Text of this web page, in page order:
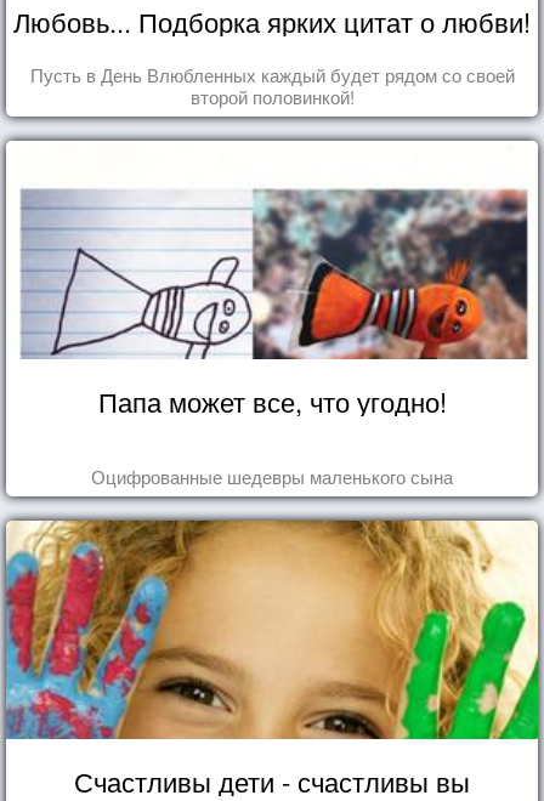
Любовь... Подборка ярких цитат о любви!
Пусть в День Влюбленных каждый будет рядом со своей
второй половинкой!
Папа может все, что угодно!
Оцифрованные шедевры маленького сына
Счастливы дети - счастливы вы